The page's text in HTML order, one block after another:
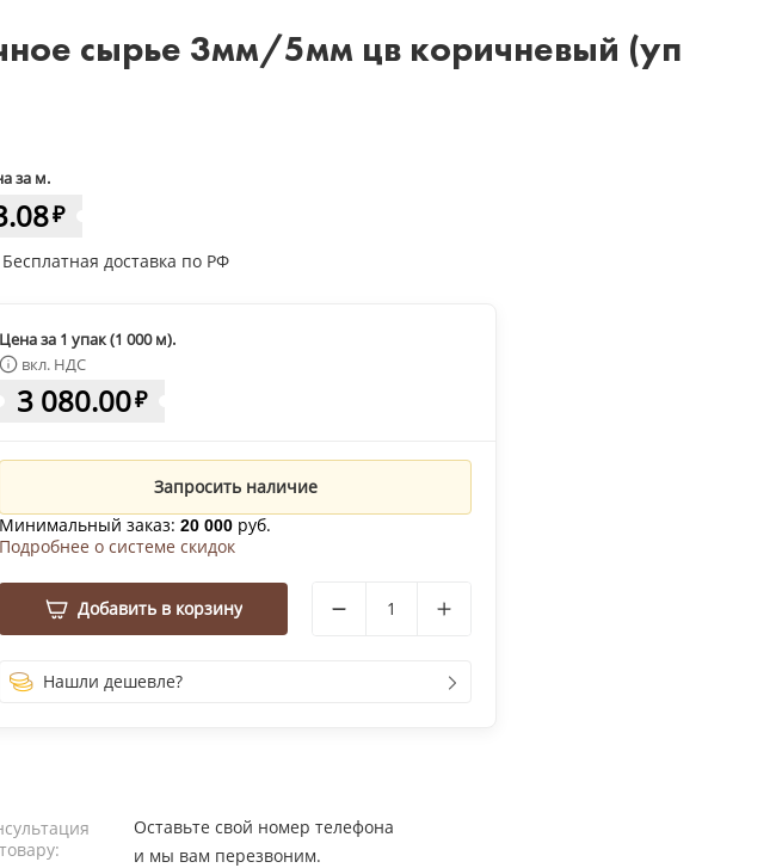
сырье 3мм/5мм цв коричневый (уп
за м.
₽
Бесплатная доставка по РФ
Цена за 1 упак (1 000 м).
вкл. НДС
3 080.00₽
Запросить наличие
Минимальный заказ: 20 000 руб.
Подробнее о системе скидок
Добавить в корзину
Нашли дешевле?
Оставьте свой номер телефона
и мы вам перезвоним.